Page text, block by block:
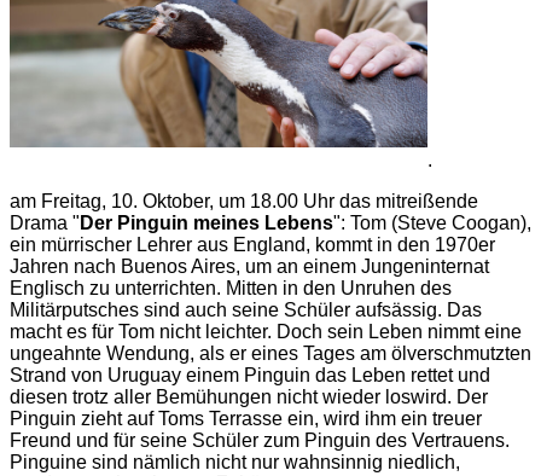
.
am Freitag, 10. Oktober, um 18.00 Uhr das mitreißende
Drama " Der Pinguin meines Lebens": Tom (Steve Coogan),
ein mürrischer Lehrer aus England, kommt in den 1970er
Jahren nach Buenos Aires, um an einem Jungeninternat
Englisch zu unterrichten. Mitten in den Unruhen des
Militärputsches sind auch seine Schüler aufsässig. Das
macht es für Tom nicht leichter. Doch sein Leben nimmt eine
ungeahnte Wendung, als er eines Tages am ölverschmutzten
Strand von Uruguay einem Pinguin das Leben rettet und
diesen trotz aller Bemühungen nicht wieder loswird. Der
Pinguin zieht auf Toms Terrasse ein, wird ihm ein treuer
Freund und für seine Schüler zum Pinguin des Vertrauens.
Pinguine sind nämlich nicht nur wahnsinnig niedlich,